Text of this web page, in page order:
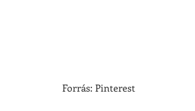
Forrás: Pinterest